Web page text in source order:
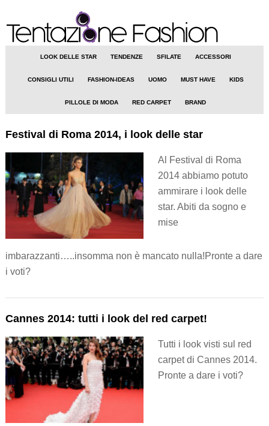
LOOK DELLE STAR TENDENZE SFILATE ACCESSORI
CONSIGLI UTILI FASHION-IDEAS UOMO MUST HAVE KIDS
PILLOLE DI MODA RED CARPET BRAND
Festival di Roma 2014, i look delle star
Al Festival di Roma
2014 abbiamo potuto
ammirare i look delle
star. Abiti da sogno e
mise
imbarazzanti…..insomma non è mancato nulla!Pronte a dare
i voti?
Cannes 2014: tutti i look del red carpet!
Tutti i look visti sul red
carpet di Cannes 2014.
Pronte a dare i voti?